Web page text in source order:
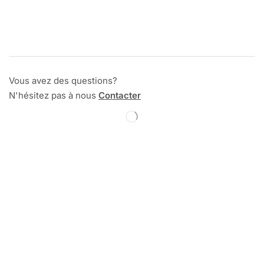
Vous avez des questions?
N'hésitez pas à nous Contacter